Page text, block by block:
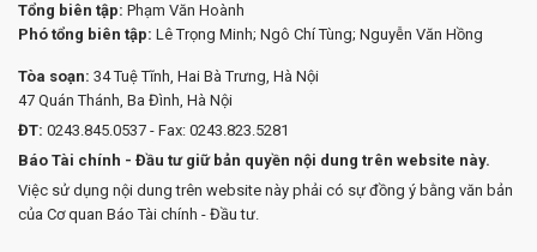
Tổng biên tập: Phạm Văn Hoành
Phó tổng biên tập: Lê Trọng Minh; Ngô Chí Tùng; Nguyễn Văn Hồng
Tòa soạn: 34 Tuệ Tĩnh, Hai Bà Trưng, Hà Nội
47 Quán Thánh, Ba Đình, Hà Nội
ĐT: 0243.845.0537 - Fax: 0243.823.5281
Báo Tài chính - Đầu tư giữ bản quyền nội dung trên website này.
Việc sử dụng nội dung trên website này phải có sự đồng ý bằng văn bản
của Cơ quan Báo Tài chính - Đầu tư.